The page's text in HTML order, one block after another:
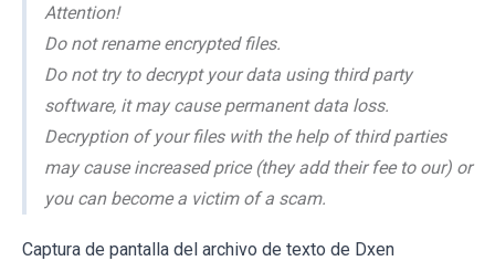
Attention!
Do not rename encrypted files.
Do not try to decrypt your data using third party
software, it may cause permanent data loss.
Decryption of your files with the help of third parties
may cause increased price (they add their fee to our) or
you can become a victim of a scam.
Captura de pantalla del archivo de texto de Dxen